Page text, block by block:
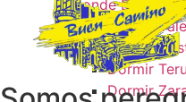
Donde Dormir
Dormir
Dormir
Dormir
Dormir